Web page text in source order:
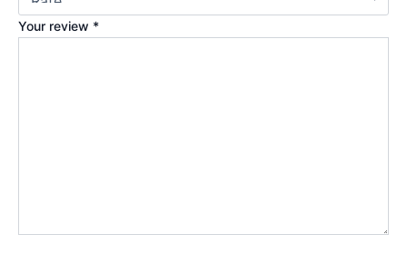
Your review *